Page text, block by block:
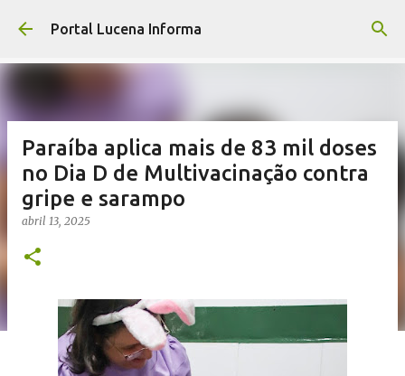
Pular para o conteúdo principal
Portal Lucena Informa
Paraíba aplica mais de 83 mil doses
no Dia D de Multivacinação contra
gripe e sarampo
abril 13, 2025